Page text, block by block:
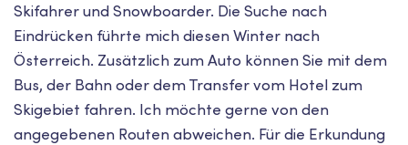
Skifahrer und Snowboarder. Die Suche nach
Eindrücken führte mich diesen Winter nach
Österreich. Zusätzlich zum Auto können Sie mit dem
Bus, der Bahn oder dem Transfer vom Hotel zum
Skigebiet fahren. Ich möchte gerne von den
angegebenen Routen abweichen. Für die Erkundung